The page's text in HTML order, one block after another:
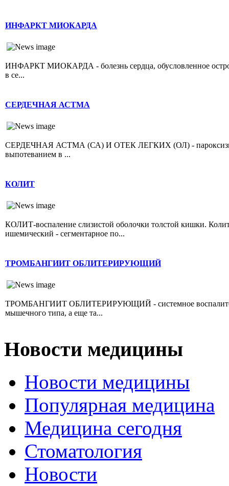
ИНФАРКТ МИОКАРДА
ИНФАРКТ МИОКАРДА - болезнь сердца, обусловленное острой
в се...
СЕРДЕЧНАЯ АСТМА
СЕРДЕЧНАЯ АСТМА (СА) И ОТЕК ЛЕГКИХ (ОЛ) -
выпотеванием в ...
КОЛИТ
КОЛИТ-воспаление слизистой оболочки толстой кишки.
ишемический - сегментарное по...
ТРОМБАНГИИТ ОБЛИТЕРИРУЮЩИЙ
ТРОМБАНГИИТ ОБЛИТЕРИРУЮЩИЙ - системное
мышечного типа, а еще та...
Новости медицины
Новости медицины
Популярная медицина
Медицина сегодня
Стоматология
Новости